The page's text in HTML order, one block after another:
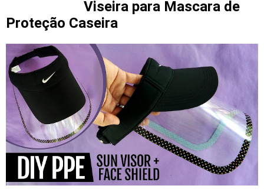
Viseira para Mascara de
Proteção Caseira